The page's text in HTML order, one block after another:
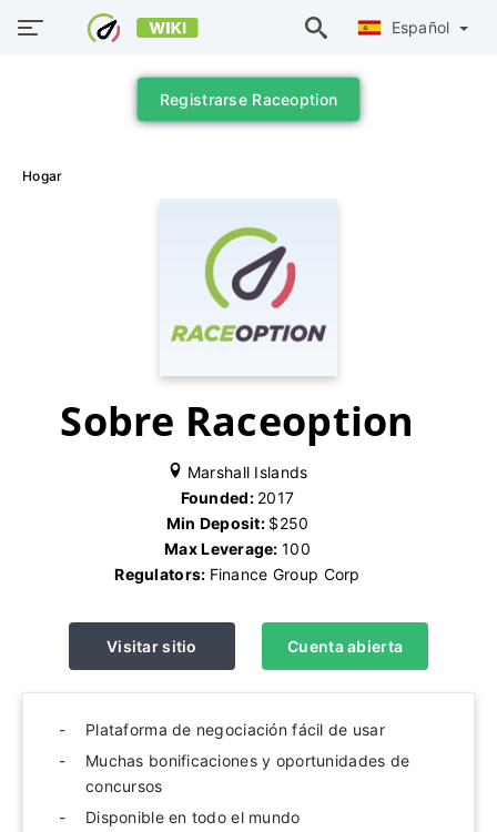
Español
Registrarse Raceoption
Hogar
Sobre Raceoption
Marshall Islands
Founded: 2017
Min Deposit: $250
Max Leverage:100
Regulators: Finance Group Corp
Visitar sitio Cuenta abierta
Plataforma de negociación fácil de usar
Muchas bonificaciones y oportunidades de
concursos
Disponible en todo el mundo